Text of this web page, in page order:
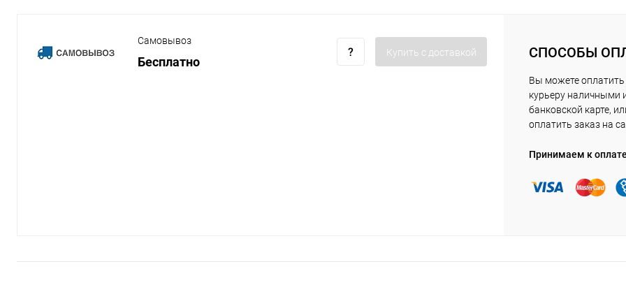
Самовывоз
Бесплатно
Купить c доставкой СПОСОБЫ
Вы можете оплатить
курьеру наличными
банковской карте,
оплатить заказ на
Принимаем к оплате